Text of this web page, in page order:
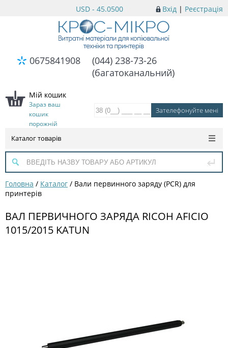
Вхід | Реєстрація
USD - 45.0500
0675841908
(044) 238-73-26
(багатоканальний)
Мій кошик
Зараз ваш
кошик
порожній
Каталог товарів
Головна / Каталог / Вали первинного заряду (PCR) для
принтерів
ВАЛ ПЕРВИЧНОГО ЗАРЯДА RICOH AFICIO
1015/2015 KATUN